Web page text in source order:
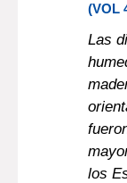
(VOL
Las
los